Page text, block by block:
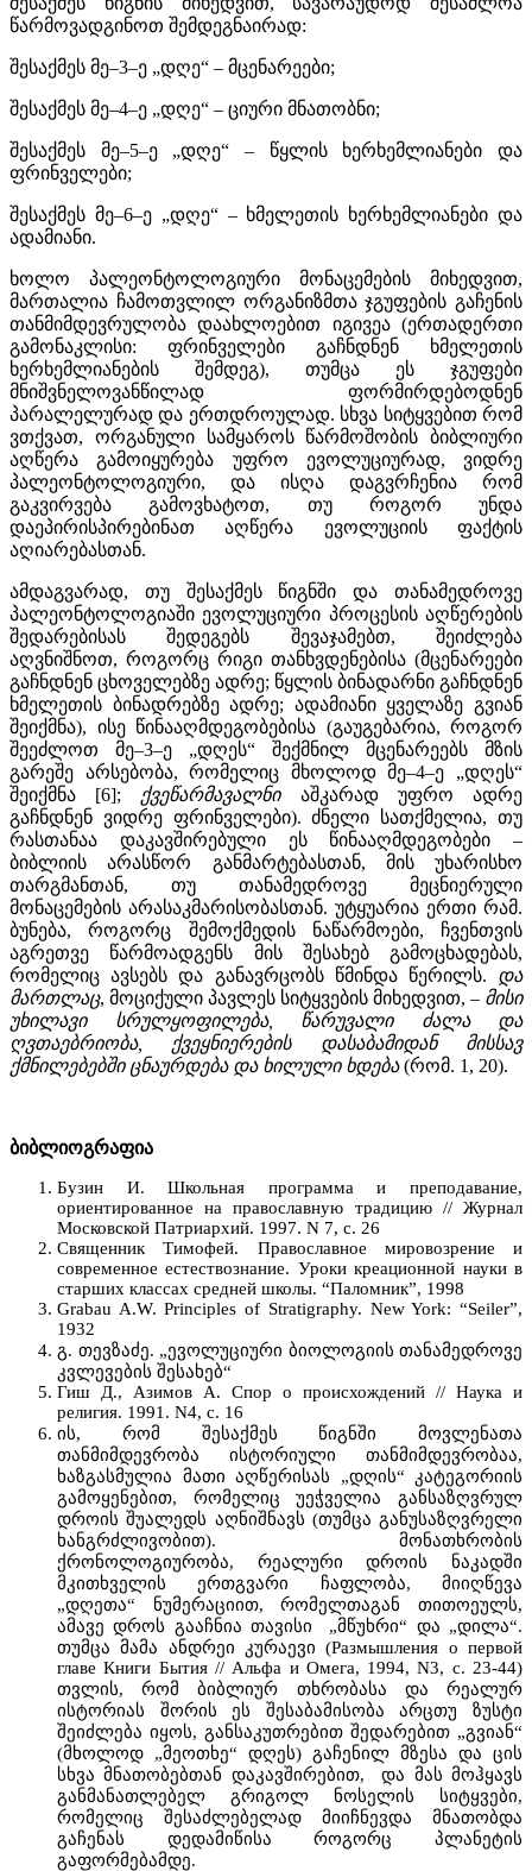
წარმოვადგინოთ შემდეგნაირად:
შესაქმეს მე–3–ე „დღე“ – მცენარეები;
შესაქმეს მე–4–ე „დღე“ – ციური მნათობნი;
შესაქმეს მე–5–ე „დღე“ – წყლის ხერხემლიანები და
ფრინველები;
შესაქმეს მე–6–ე „დღე“ – ხმელეთის ხერხემლიანები და
ადამიანი.
ხოლო პალეონტოლოგიური მონაცემების მიხედვით,
მართალია ჩამოთვლილ ორგანიზმთა ჯგუფების გაჩენის
თანმიმდევრულობა დაახლოებით იგივეა (ერთადერთი
გამონაკლისი: ფრინველები გაჩნდნენ ხმელეთის
ხერხემლიანების შემდეგ), თუმცა ეს ჯგუფები
მნიშვნელოვანწილად ფორმირდებოდნენ
პარალელურად და ერთდროულად. სხვა სიტყვებით რომ
ვთქვათ, ორგანული სამყაროს წარმოშობის ბიბლიური
აღწერა გამოიყურება უფრო ევოლუციურად, ვიდრე
პალეონტოლოგიური, და ისღა დაგვრჩენია რომ
გაკვირვება გამოვხატოთ, თუ როგორ უნდა
დაეპირისპირებინათ აღწერა ევოლუციის ფაქტის
აღიარებასთან.
ამდაგვარად, თუ შესაქმეს წიგნში და თანამედროვე
პალეონტოლოგიაში ევოლუციური პროცესის აღწერების
შედარებისას შედეგებს შევაჯამებთ, შეიძლება
აღვნიშნოთ, როგორც რიგი თანხვდენებისა (მცენარეები
გაჩნდნენ ცხოველებზე ადრე; წყლის ბინადარნი გაჩნდნენ
ხმელეთის ბინადრებზე ადრე; ადამიანი ყველაზე გვიან
შეიქმნა), ისე წინააღმდეგობებისა (გაუგებარია, როგორ
შეეძლოთ მე–3–ე „დღეს“ შექმნილ მცენარეებს მზის
გარეშე არსებობა, რომელიც მხოლოდ მე–4–ე „დღეს“
შეიქმნა [6]; ქვეწარმავალნი აშკარად უფრო ადრე
გაჩნდნენ ვიდრე ფრინველები). ძნელი სათქმელია, თუ
რასთანაა დაკავშირებული ეს წინააღმდეგობები –
ბიბლიის არასწორ განმარტებასთან, მის უხარისხო
თარგმანთან, თუ თანამედროვე მეცნიერული
მონაცემების არასაკმარისობასთან. უტყუარია ერთი რამ.
ბუნება, როგორც შემოქმედის ნაწარმოები, ჩვენთვის
აგრეთვე წარმოადგენს მის შესახებ გამოცხადებას,
რომელიც ავსებს და განავრცობს წმინდა წერილს. და
მართლაც, მოციქული პავლეს სიტყვების მიხედვით, – მისი
უხილავი სრულყოფილება, წარუვალი ძალა და
ღვთაებრიობა, ქვეყნიერების დასაბამიდან მისსავ
ქმნილებებში ცნაურდება და ხილული ხდება(რომ. 1, 20).
ბიბლიოგრაფია
Бузин И. Школьная программа и преподавание,
ориентированное на православную традицию // Журнал
Московской Патриархий. 1997. N 7, с. 26
Священник Тимофей. Православное мировозрение и
современное естествознание. Уроки креационной науки в
старших классах средней школы. “Паломник”, 1998
Grabau A.W. Principles of Stratigraphy. New York: “Seiler”,
1932
გ. თევზაძე. „ევოლუციური ბიოლოგიის თანამედროვე
კვლევების შესახებ“
Гиш Д., Азимов А. Спор о происхождений // Наука и
религия. 1991. N4, с. 16
ის, რომ შესაქმეს წიგნში მოვლენათა
თანმიმდევრობა ისტორიული თანმიმდევრობაა,
ხაზგასმულია მათი აღწერისას „დღის“ კატეგორიის
გამოყენებით, რომელიც უეჭველია განსაზღვრულ
დროის შუალედს აღნიშნავს (თუმცა განუსაზღვრელი
ხანგრძლივობით). მონათხრობის
ქრონოლოგიურობა, რეალური დროის ნაკადში
მკითხველის ერთგვარი ჩაფლობა, მიიღწევა
„დღეთა“ ნუმერაციით, რომელთაგან თითოეულს,
ამავე დროს გააჩნია თავისი „მწუხრი“ და „დილა“.
თუმცა მამა ანდრეი კურაევი (Размышления о первой
главе Книги Бытия // Альфа и Омега, 1994, N3, с. 23-44)
თვლის, რომ ბიბლიურ თხრობასა და რეალურ
ისტორიას შორის ეს შესაბამისობა არცთუ ზუსტი
შეიძლება იყოს, განსაკუთრებით შედარებით „გვიან“
(მხოლოდ „მეოთხე“ დღეს) გაჩენილ მზესა და ცის
სხვა მნათობებთან დაკავშირებით, და მას მოჰყავს
განმანათლებელ გრიგოლ ნოსელის სიტყვები,
რომელიც შესაძლებელად მიიჩნევდა მნათობდა
გაჩენას დედამიწისა როგორც პლანეტის
გაფორმებამდე.